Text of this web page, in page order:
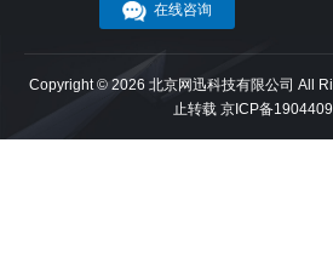
在线咨询
Copyright © 2026 北京网迅科技有限公司 All
止转载 京ICP备